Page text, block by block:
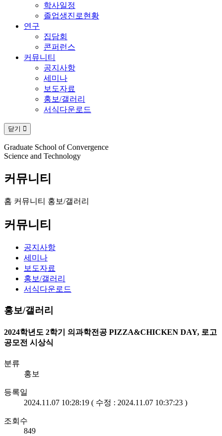
학사일정
졸업생진로현황
연구
집담회
콘퍼런스
커뮤니티
공지사항
세미나
보도자료
홍보/갤러리
서식다운로드
닫기
Graduate School of Convergence
Science and Technology
커뮤니티
홈 커뮤니티 홍보/갤러리
커뮤니티
공지사항
세미나
보도자료
홍보/갤러리
서식다운로드
홍보/갤러리
2024학년도 2학기 의과학전공 PIZZA&CHICKEN DAY, 로고
공모전 시상식
분류
홍보
등록일
2024.11.07 10:28:19 ( 수정 : 2024.11.07 10:37:23 )
조회수
849